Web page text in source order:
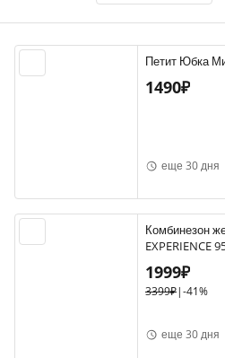
Петит Юбка
1490₽
еще 30 дня
Комбинезон
EXPERIENCE
1999₽
3399₽|-41%
еще 30 дня